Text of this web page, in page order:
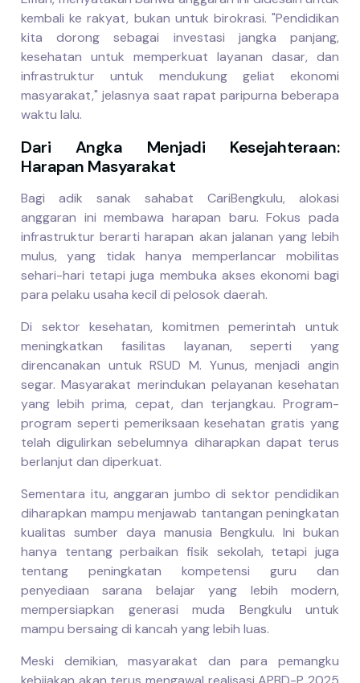
kembali ke rakyat, bukan untuk birokrasi. "Pendidikan
kita dorong sebagai investasi jangka panjang,
kesehatan untuk memperkuat layanan dasar, dan
infrastruktur untuk mendukung geliat ekonomi
masyarakat," jelasnya saat rapat paripurna beberapa
waktu lalu.
Dari Angka Menjadi Kesejahteraan:
Harapan Masyarakat
Bagi adik sanak sahabat CariBengkulu, alokasi
anggaran ini membawa harapan baru. Fokus pada
infrastruktur berarti harapan akan jalanan yang lebih
mulus, yang tidak hanya memperlancar mobilitas
sehari-hari tetapi juga membuka akses ekonomi bagi
para pelaku usaha kecil di pelosok daerah.
Di sektor kesehatan, komitmen pemerintah untuk
meningkatkan fasilitas layanan, seperti yang
direncanakan untuk RSUD M. Yunus, menjadi angin
segar. Masyarakat merindukan pelayanan kesehatan
yang lebih prima, cepat, dan terjangkau. Program-
program seperti pemeriksaan kesehatan gratis yang
telah digulirkan sebelumnya diharapkan dapat terus
berlanjut dan diperkuat.
Sementara itu, anggaran jumbo di sektor pendidikan
diharapkan mampu menjawab tantangan peningkatan
kualitas sumber daya manusia Bengkulu. Ini bukan
hanya tentang perbaikan fisik sekolah, tetapi juga
tentang peningkatan kompetensi guru dan
penyediaan sarana belajar yang lebih modern,
mempersiapkan generasi muda Bengkulu untuk
mampu bersaing di kancah yang lebih luas.
Meski demikian, masyarakat dan para pemangku